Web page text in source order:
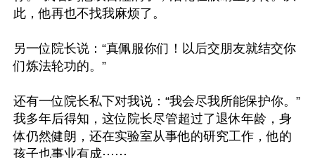
此，他再也不找我麻烦了。
另一位院长说：“真佩服你们！以后交朋友就结交你
们炼法轮功的。”
还有一位院长私下对我说：“我会尽我所能保护你。”
我多年后得知，这位院长尽管超过了退休年龄，身
体仍然健朗，还在实验室从事他的研究工作，他的
孩子也事业有成⋯⋯